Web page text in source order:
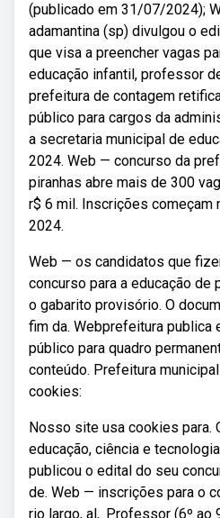
(publicado em 31/07/2024);
adamantina (sp) divulgou o
que visa a preencher vagas
educação infantil, professor
prefeitura de contagem
público para cargos da
a secretaria municipal de
2024. Web — concurso da
piranhas abre mais de 300
r$ 6 mil. Inscrições começam
2024.
Web — os candidatos que
concurso para a educação de
o gabarito provisório. O
fim da. Webprefeitura publica
público para quadro
conteúdo. Prefeitura
cookies:
Nosso site usa cookies para.
educação, ciência e
publicou o edital do seu
de. Web — inscrições para o
rio largo, al,. Professor (6º ao